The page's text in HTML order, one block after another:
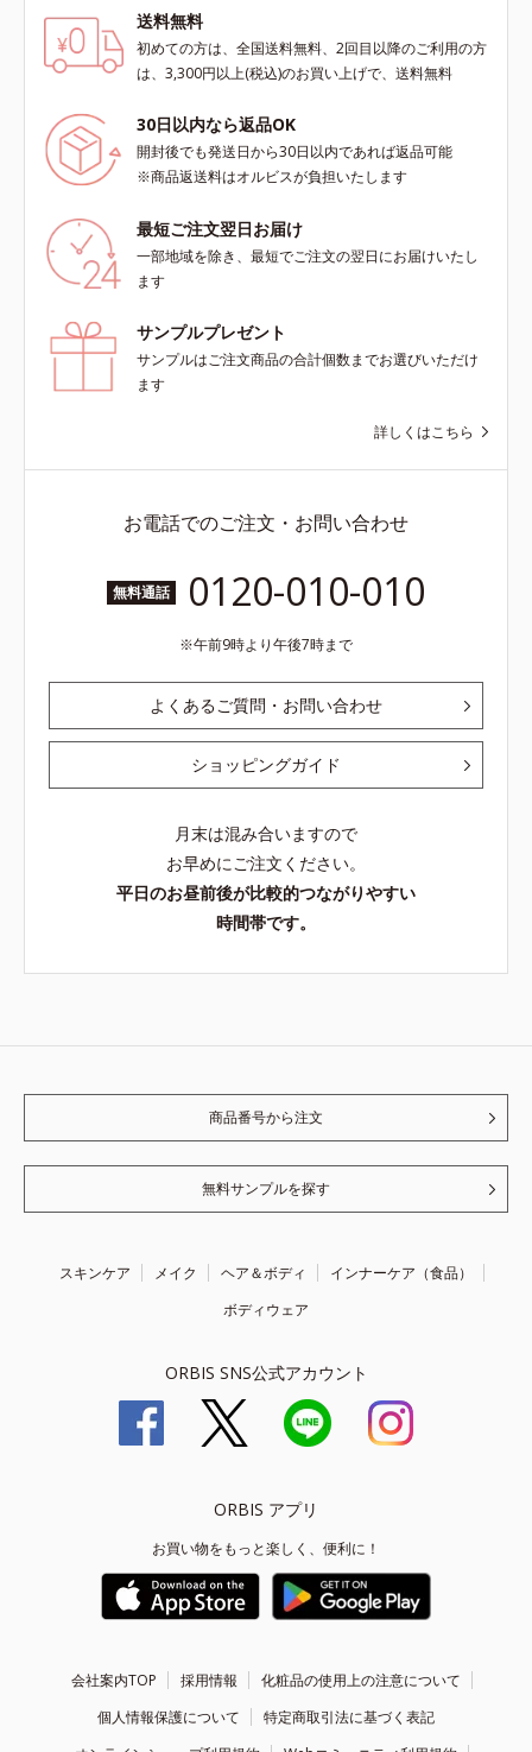
送料無料
初めての方は、全国送料無料、2回目以降のご利用の方
は、3,300円以上(税込)のお買い上げで、送料無料
30日以内なら返品OK
開封後でも発送日から30日以内であれば返品可能
※商品返送料はオルビスが負担いたします
最短ご注文翌日お届け
一部地域を除き、最短でご注文の翌日にお届けいたし
ます
サンプルプレゼント
サンプルはご注文商品の合計個数までお選びいただけ
ます
詳しくはこちら
お電話でのご注文・お問い合わせ
無料通話 0120-010-010
午前9時より午後7時まで
よくあるご質問・お問い合わせ
ショッピングガイド
月末は混み合いますので
お早めにご注文ください。
平日のお昼前後が比較的つながりやすい
時間帯です。
商品番号から注文
無料サンプルを探す
スキンケア メイク ヘア＆ボディ
インナーケア（食品）
ボディウェア
ORBIS SNS公式アカウント
ORBIS アプリ
お買い物をもっと楽しく、便利に！
会社案内TOP 採用情報
化粧品の使用上の注意について
個人情報保護について
特定商取引法に基づく表記